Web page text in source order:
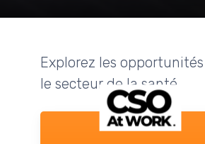
Explorez les
le secteur de la santé.